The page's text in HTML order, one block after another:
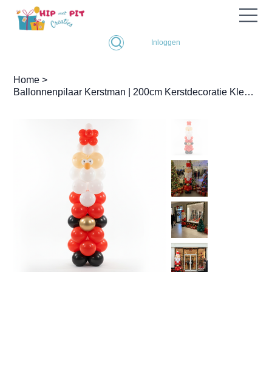
Inloggen
Home >
Ballonnenpilaar Kerstman | 200cm Kerstdecoratie Kleuren